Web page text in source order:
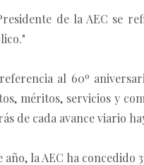
de la AEC se
al 60º
méritos, servicios y
de cada avance viario
año, la AEC ha concedido